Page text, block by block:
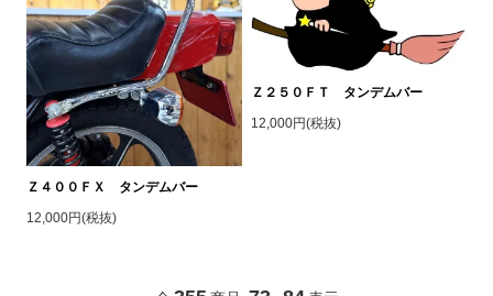
Ｚ４００ＦＸ タンデムバー
12,000円(税抜)
Ｚ２５０ＦＴ タンデムバー
12,000円(税抜)